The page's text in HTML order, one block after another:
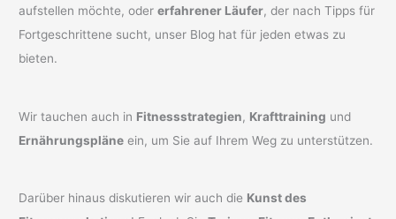
aufstellen möchte, odererfahrener Läufer, der nach Tipps für
Fortgeschrittene sucht, unser Blog hat für jeden etwas zu
bieten.
Wir tauchen auch in Fitnessstrategien, Krafttraining und
Ernährungspläne ein, um Sie auf Ihrem Weg zu unterstützen.
Darüber hinaus diskutieren wir auch die Kunst des